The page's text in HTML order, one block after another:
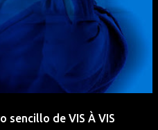
sencillo de VIS À VIS